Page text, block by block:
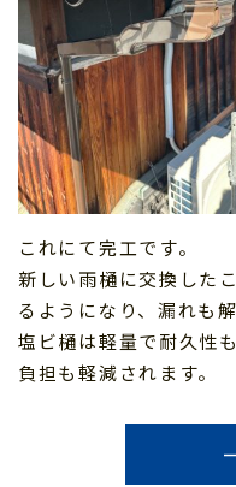
これにて完工です。
新しい雨樋に交換した
るようになり、漏れも
塩ビ樋は軽量で耐久性
負担も軽減されます。